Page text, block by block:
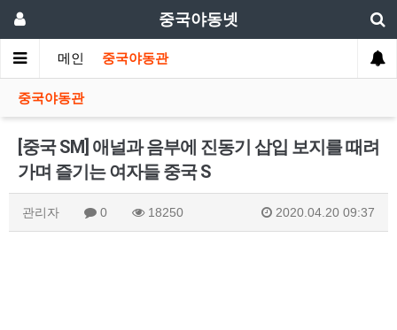
중국야동넷
메인 중국야동관
중국야동관
[중국 SM] 애널과 음부에 진동기 삽입 보지를 때려
가며 즐기는 여자들 중국 S
관리자 0 18250 2020.04.20 09:37